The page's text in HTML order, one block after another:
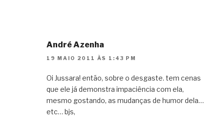
André Azenha
19 MAIO 2011 ÀS 1:43 PM
Oi Jussara! então, sobre o desgaste. tem cenas
que ele já demonstra impaciência com ela,
mesmo gostando, as mudanças de humor dela…
etc… bjs,